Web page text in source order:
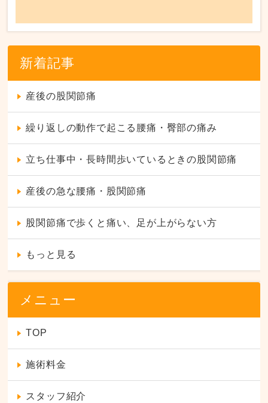
新着記事
産後の股関節痛
繰り返しの動作で起こる腰痛・臀部の痛み
立ち仕事中・長時間歩いているときの股関節痛
産後の急な腰痛・股関節痛
股関節痛で歩くと痛い、足が上がらない方
もっと見る
メニュー
TOP
施術料金
スタッフ紹介